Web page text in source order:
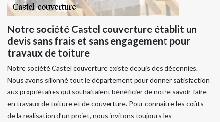
Notre société Castel couverture établit un
devis sans frais et sans engagement pour
travaux de toiture
Notre société Castel couverture existe depuis des décennies.
Nous avons sillonné tout le département pour donner satisfaction
aux propriétaires qui souhaitaient bénéficier de notre savoir-faire
en travaux de toiture et de couverture. Pour connaître les coûts
de la réalisation d’un projet, nous invitons toujours les